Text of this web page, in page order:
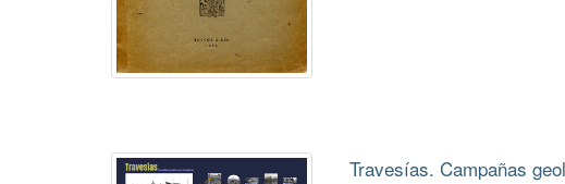
Travesías. Campañas